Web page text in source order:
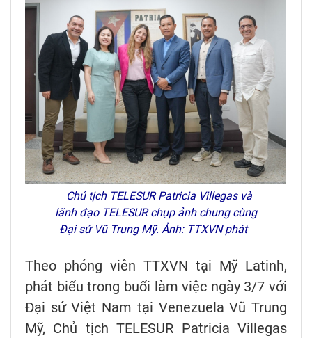
Chủ tịch TELESUR Patricia Villegas và
lãnh đạo TELESUR chụp ảnh chung cùng
Đại sứ Vũ Trung Mỹ. Ảnh: TTXVN phát
Theo phóng viên TTXVN tại Mỹ Latinh,
phát biểu trong buổi làm việc ngày 3/7 với
Đại sứ Việt Nam tại Venezuela Vũ Trung
Mỹ, Chủ tịch TELESUR Patricia Villegas